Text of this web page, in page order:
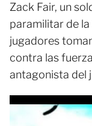
Zack Fair, un
paramilitar de la
jugadores
contra las
antagonista del